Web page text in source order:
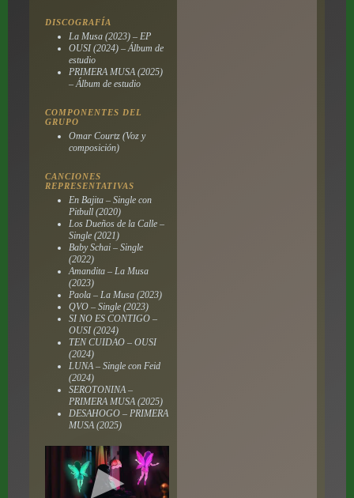
DISCOGRAFÍA
La Musa (2023) – EP
OUSI (2024) – Álbum de
estudio
PRIMERA MUSA (2025)
– Álbum de estudio
COMPONENTES DEL
GRUPO
Omar Courtz (Voz y
composición)
CANCIONES
REPRESENTATIVAS
En Bajita – Single con
Pitbull (2020)
Los Dueños de la Calle –
Single (2021)
Baby Schai – Single
(2022)
Amandita – La Musa
(2023)
Paola – La Musa (2023)
QVO – Single (2023)
SI NO ES CONTIGO –
OUSI (2024)
TEN CUIDAO – OUSI
(2024)
LUNA – Single con Feid
(2024)
SEROTONINA –
PRIMERA MUSA (2025)
DESAHOGO – PRIMERA
MUSA (2025)